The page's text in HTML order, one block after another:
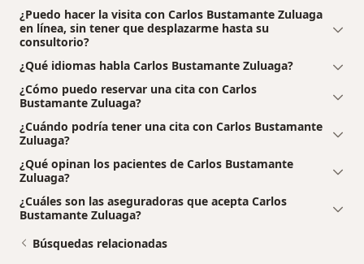
¿Puedo hacer la visita con Carlos Bustamante Zuluaga
en línea, sin tener que desplazarme hasta su
consultorio?
¿Qué idiomas habla Carlos Bustamante Zuluaga?
¿Cómo puedo reservar una cita con Carlos
Bustamante Zuluaga?
¿Cuándo podría tener una cita con Carlos Bustamante
Zuluaga?
¿Qué opinan los pacientes de Carlos Bustamante
Zuluaga?
¿Cuáles son las aseguradoras que acepta Carlos
Bustamante Zuluaga?
Búsquedas relacionadas